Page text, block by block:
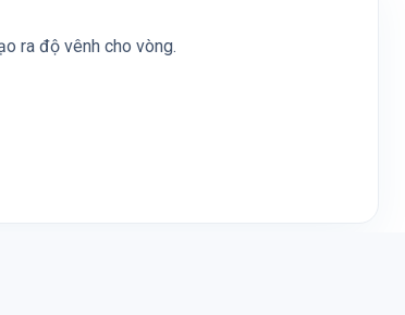
ra độ vênh cho vòng.